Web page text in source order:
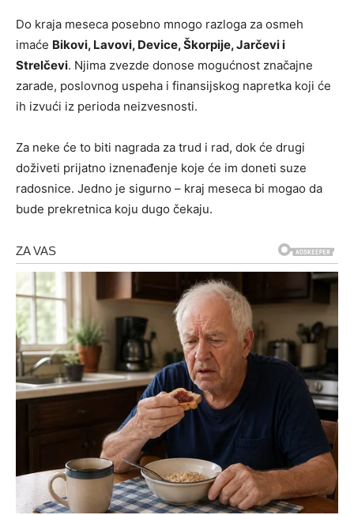
Do kraja meseca posebno mnogo razloga za osmeh
imaće Bikovi, Lavovi, Device, Škorpije, Jarčevi i
Strelčevi. Njima zvezde donose mogućnost značajne
zarade, poslovnog uspeha i finansijskog napretka koji će
ih izvući iz perioda neizvesnosti.
Za neke će to biti nagrada za trud i rad, dok će drugi
doživeti prijatno iznenađenje koje će im doneti suze
radosnice. Jedno je sigurno – kraj meseca bi mogao da
bude prekretnica koju dugo čekaju.